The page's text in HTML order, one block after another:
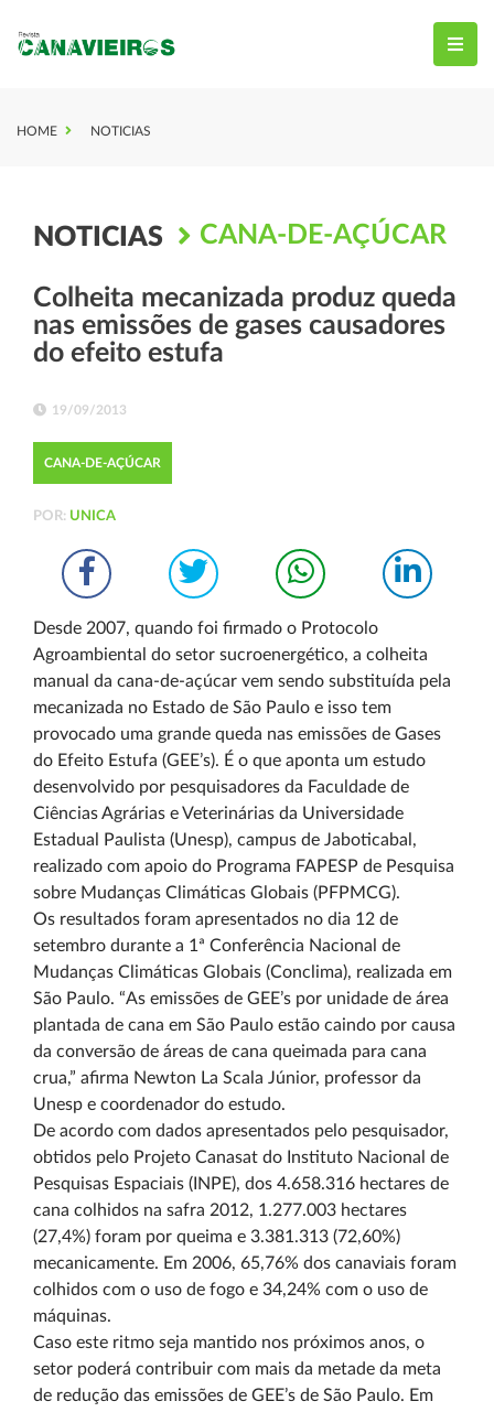
HOME NOTICIAS
NOTICIAS CANA-DE-AÇÚCAR
Colheita mecanizada produz queda
nas emissões de gases causadores
do efeito estufa
19/09/2013
CANA-DE-AÇÚCAR
POR: UNICA
Desde 2007, quando foi firmado o Protocolo
Agroambiental do setor sucroenergético, a colheita
manual da cana-de-açúcar vem sendo substituída pela
mecanizada no Estado de São Paulo e isso tem
provocado uma grande queda nas emissões de Gases
do Efeito Estufa (GEE’s). É o que aponta um estudo
desenvolvido por pesquisadores da Faculdade de
Ciências Agrárias e Veterinárias da Universidade
Estadual Paulista (Unesp), campus de Jaboticabal,
realizado com apoio do Programa FAPESP de Pesquisa
sobre Mudanças Climáticas Globais (PFPMCG).
Os resultados foram apresentados no dia 12 de
setembro durante a 1ª Conferência Nacional de
Mudanças Climáticas Globais (Conclima), realizada em
São Paulo. “As emissões de GEE’s por unidade de área
plantada de cana em São Paulo estão caindo por causa
da conversão de áreas de cana queimada para cana
crua,” afirma Newton La Scala Júnior, professor da
Unesp e coordenador do estudo.
De acordo com dados apresentados pelo pesquisador,
obtidos pelo Projeto Canasat do Instituto Nacional de
Pesquisas Espaciais (INPE), dos 4.658.316 hectares de
cana colhidos na safra 2012, 1.277.003 hectares
(27,4%) foram por queima e 3.381.313 (72,60%)
mecanicamente. Em 2006, 65,76% dos canaviais foram
colhidos com o uso de fogo e 34,24% com o uso de
máquinas.
Caso este ritmo seja mantido nos próximos anos, o
setor poderá contribuir com mais da metade da meta
de redução das emissões de GEE’s de São Paulo. Em